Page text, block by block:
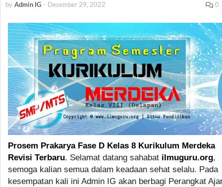
by Admin IG - Desember 29, 2022 0
Prosem Prakarya Fase D Kelas 8 Kurikulum Merdeka
Revisi Terbaru. Selamat datang sahabat ilmuguru.org,
semoga kalian semua dalam keadaan sehat selalu. Pada
kesempatan kali ini Admin IG akan berbagi Perangkat